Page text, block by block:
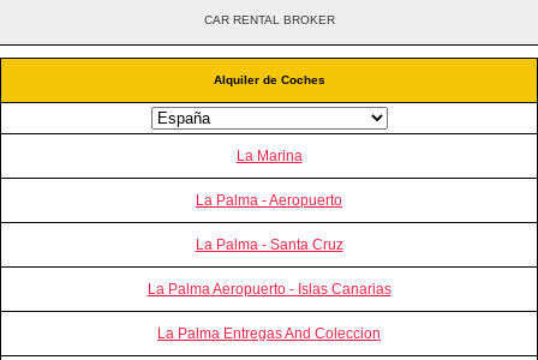
Alquiler de Coches
La Marina
La Palma - Aeropuerto
La Palma - Santa Cruz
La Palma Aeropuerto - Islas Canarias
La Palma Entregas And Coleccion
CAR RENTAL BROKER